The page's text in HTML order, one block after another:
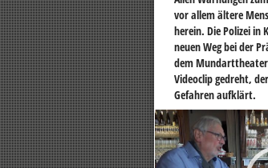
vor allem ältere
herein. Die Polizei in
neuen Weg bei der
dem
Videoclip gedreht,
Gefahren aufklärt.
Video-
Player